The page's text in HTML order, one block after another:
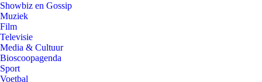
Showbiz en Gossip
Muziek
Film
Televisie
Media & Cultuur
Bioscoopagenda
Sport
Voetbal